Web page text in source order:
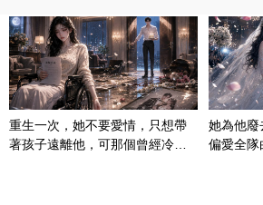
重生一次，她不要愛情，只想帶
著孩子遠離他，可那個曾經冷漠
她為他廢
偏愛全隊